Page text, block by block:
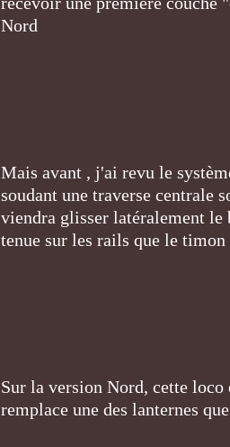
Nord
Mais avant , j'ai revu le
soudant une traverse centrale
viendra glisser latéralement
tenue sur les rails que le
Sur la version Nord, cette loco
remplace une des lanternes